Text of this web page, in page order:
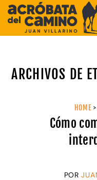
Saltar
contenido
ARCHIVOS DE
HOME >
Cómo
POR